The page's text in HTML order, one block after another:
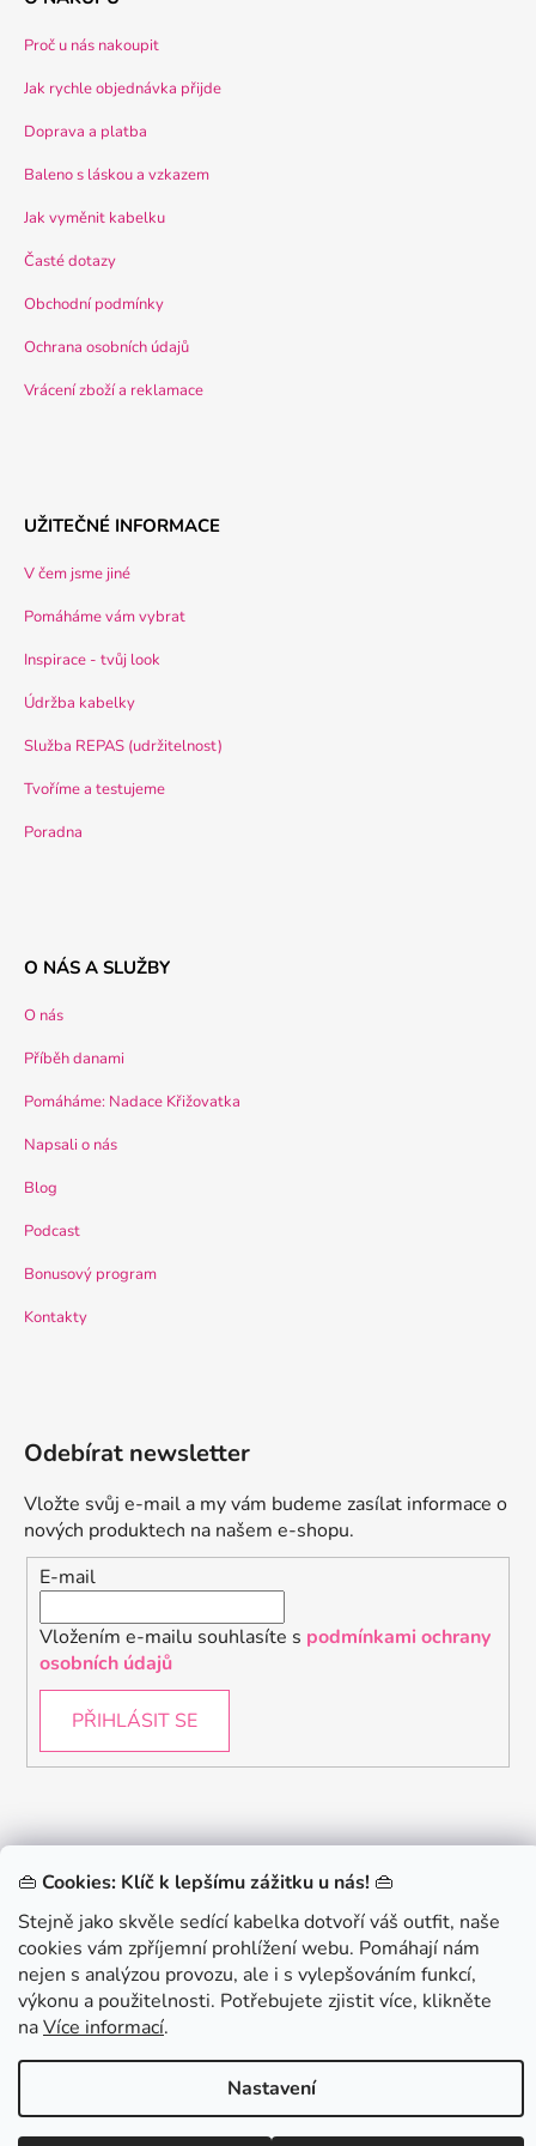
👜 Cookies: Klíč k lepšímu zážitku u nás! 👜
Stejně jako skvěle sedící kabelka dotvoří váš outfit, naše
cookies vám zpříjemní prohlížení webu. Pomáhají nám
nejen s analýzou provozu, ale i s vylepšováním funkcí,
výkonu a použitelnosti. Potřebujete zjistit více, klikněte
naVíce informací.
Nastavení
Proč u nás nakoupit
Jak rychle objednávka přijde
Doprava a platba
Baleno s láskou a vzkazem
Jak vyměnit kabelku
Časté dotazy
Obchodní podmínky
Ochrana osobních údajů
Vrácení zboží a reklamace
UŽITEČNÉ INFORMACE
V čem jsme jiné
Pomáháme vám vybrat
Inspirace - tvůj look
Údržba kabelky
Služba REPAS (udržitelnost)
Tvoříme a testujeme
Poradna
O NÁS A SLUŽBY
O nás
Příběh danami
Pomáháme: Nadace Křižovatka
Napsali o nás
Blog
Podcast
Bonusový program
Kontakty
Odebírat newsletter
Vložte svůj e-mail a my vám budeme zasílat informace o
nových produktech na našem e-shopu.
E-mail
Vložením e-mailu souhlasíte s podmínkami ochrany
osobních údajů
PŘIHLÁSIT SE
.
KONTAKTUJTE NÁS - jsme tady pro Vás na telefonu i
emailu
Vytvořil Shoptet
Copyright 2026
Chceš získat slevu 150Kč na svůj první nákup? Přihlaste
se k našemu newsletteru.